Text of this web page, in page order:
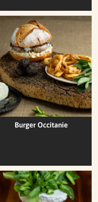
Burger Occitanie